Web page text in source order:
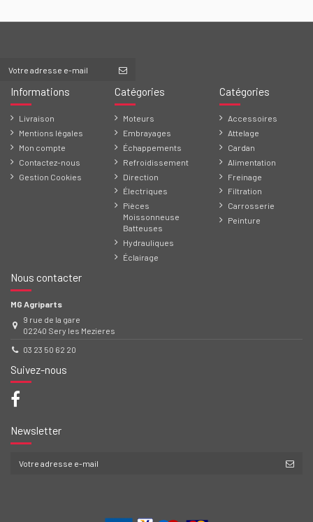
Informations
Livraison
Mentions légales
Mon compte
Contactez-nous
Gestion Cookies
Catégories
Moteurs
Embrayages
Échappements
Refroidissement
Direction
Électriques
Pièces
Moissonneuse
Batteuses
Hydrauliques
Éclairage
Catégories
Accessoires
Attelage
Cardan
Alimentation
Freinage
Filtration
Carrosserie
Peinture
Nous contacter
MG Agriparts
9 rue de la gare
02240 Sery les Mezieres
03 23 50 62 20
Suivez-nous
Newsletter